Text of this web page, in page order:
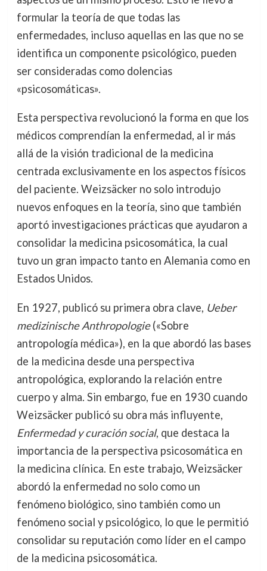
formular la teoría de que todas las
enfermedades, incluso aquellas en las que no se
identifica un componente psicológico, pueden
ser consideradas como dolencias
«psicosomáticas».
Esta perspectiva revolucionó la forma en que los
médicos comprendían la enfermedad, al ir más
allá de la visión tradicional de la medicina
centrada exclusivamente en los aspectos físicos
del paciente. Weizsäcker no solo introdujo
nuevos enfoques en la teoría, sino que también
aportó investigaciones prácticas que ayudaron a
consolidar la medicina psicosomática, la cual
tuvo un gran impacto tanto en Alemania como en
Estados Unidos.
En 1927, publicó su primera obra clave, Ueber
medizinische Anthropologie(«Sobre
antropología médica»), en la que abordó las bases
de la medicina desde una perspectiva
antropológica, explorando la relación entre
cuerpo y alma. Sin embargo, fue en 1930 cuando
Weizsäcker publicó su obra más influyente,
Enfermedad y curación social, que destaca la
importancia de la perspectiva psicosomática en
la medicina clínica. En este trabajo, Weizsäcker
abordó la enfermedad no solo como un
fenómeno biológico, sino también como un
fenómeno social y psicológico, lo que le permitió
consolidar su reputación como líder en el campo
de la medicina psicosomática.